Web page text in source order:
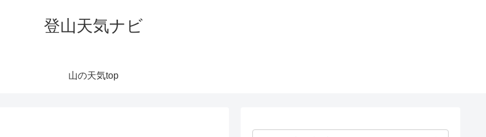
登山天気ナビ
山の天気top